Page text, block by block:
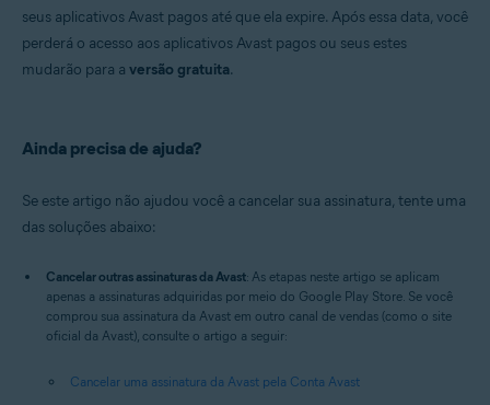
seus aplicativos Avast pagos até que ela expire. Após essa data, você
perderá o acesso aos aplicativos Avast pagos ou seus estes
mudarão para a versão gratuita.
Ainda precisa de ajuda?
Se este artigo não ajudou você a cancelar sua assinatura, tente uma
das soluções abaixo:
Cancelar outras assinaturas da Avast: As etapas neste artigo se aplicam
apenas a assinaturas adquiridas por meio do Google Play Store. Se você
comprou sua assinatura da Avast em outro canal de vendas (como o site
oficial da Avast), consulte o artigo a seguir:
Cancelar uma assinatura da Avast pela Conta Avast